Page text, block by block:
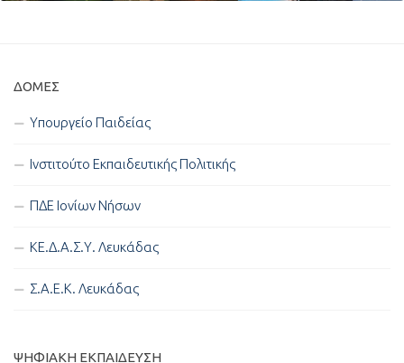
ΔΟΜΈΣ
Υπουργείο Παιδείας
Ινστιτούτο Εκπαιδευτικής Πολιτικής
ΠΔΕ Ιονίων Νήσων
ΚΕ.Δ.Α.Σ.Υ. Λευκάδας
Σ.Α.Ε.Κ. Λευκάδας
ΨΗΦΙΑΚΉ ΕΚΠΑΊΔΕΥΣΗ